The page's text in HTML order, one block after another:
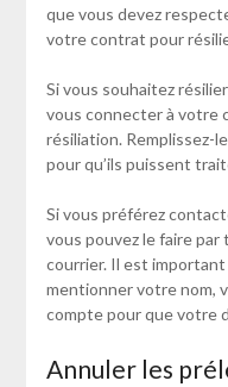
que vous devez
votre contrat pour
Si vous souhaitez
vous connecter à votre
résiliation. Remplissez-
pour qu’ils puissent
Si vous préférez
vous pouvez le faire par
courrier. Il est
mentionner votre nom,
compte pour que votre
Annuler les